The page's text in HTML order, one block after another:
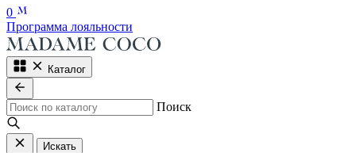
0
Программа лояльности
Каталог
Поиск
Искать